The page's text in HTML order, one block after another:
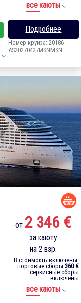
все каюты
Подробнее
Номер круиза: 20186-
AS20270427MSNMSN
от 2 346 €
за каюту
на 2 взр.
В стоимость включены:
портовые сборы 360 €
сервисные сборы
включены
все каюты